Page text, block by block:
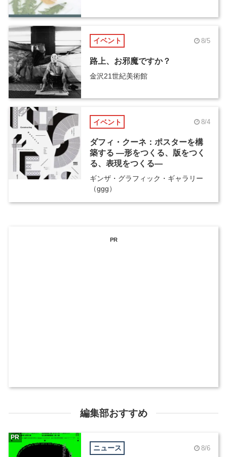
イベント 8/5
路上、お邪魔ですか？
金沢21世紀美術館
イベント 8/4
ダフィ・クーネ：ポスターを構
築する ―形をつくる、版をつく
る、表現をつくる―
ギンザ・グラフィック・ギャラリー
（ggg）
PR
編集部おすすめ
ニュース 8/6
PR